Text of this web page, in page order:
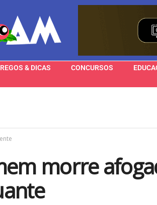
& DICAS CONCURSOS
morre